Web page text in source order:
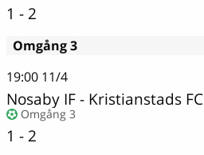
1 - 2
Omgång 3
19:00 11/4
Nosaby IF- Kristianstads FC
Omgång 3
1 - 2